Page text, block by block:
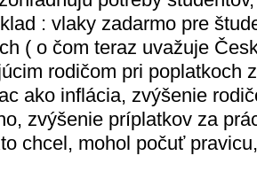
: vlaky zadarmo pre
( o čom teraz uvažuje
rodičom pri poplatkoch
ako inflácia, zvýšenie
zvýšenie príplatkov za
chcel, mohol počuť